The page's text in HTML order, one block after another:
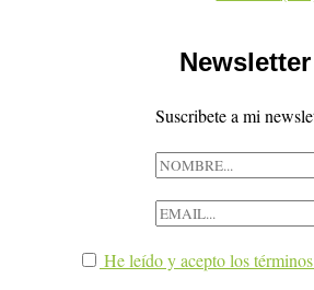
Newsletter
Suscribete a mi
He leído y acepto los